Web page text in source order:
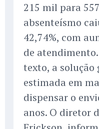
215 mil para
absenteísmo
42,74%, com
de
texto, a solução
estimada em
dispensar o
anos. O diretor